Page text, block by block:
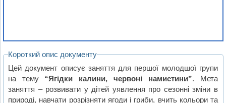
Короткий опис документу
Цей документ описує заняття для першої молодшої групи
на тему “Ягідки калини, червоні намистини”. Мета
заняття – розвивати у дітей уявлення про сезонні зміни в
природі, навчати розрізняти ягоди і гриби, вчить кольори та